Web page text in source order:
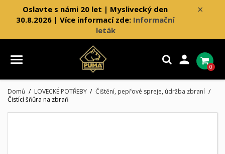
×
Oslavte s námi 20 let | Myslivecký den
30.8.2026 | Více informací zde: Informační
leták

0
Domů LOVECKÉ POTŘEBY
Čištění, pepřové spreje, údržba zbraní
Čistící šňůra na zbraň